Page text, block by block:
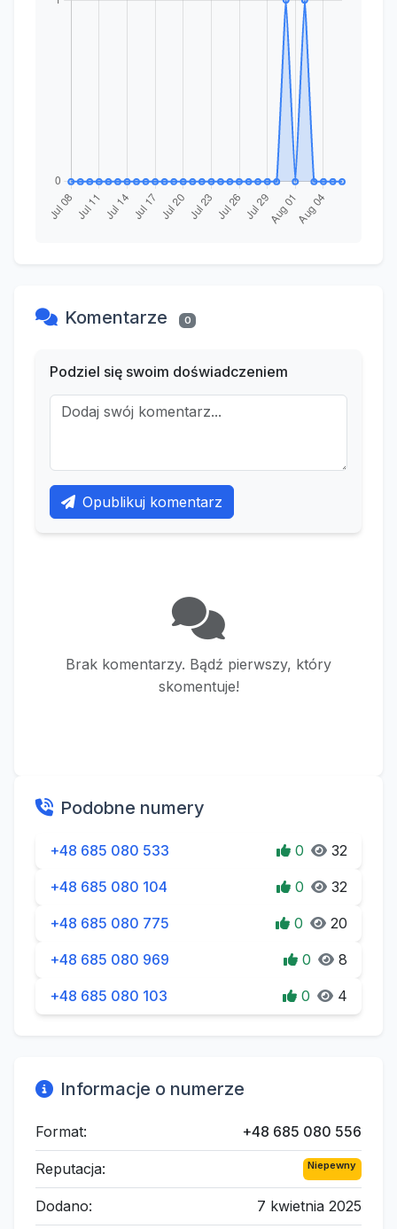
Komentarze 0
Podziel się swoim doświadczeniem
Opublikuj komentarz
Brak komentarzy. Bądź pierwszy, który
skomentuje!
Podobne numery
+48 685 080 533 0 32
+48 685 080 104 0 32
+48 685 080 775 0 20
+48 685 080 969 0 8
+48 685 080 103 0 4
Informacje o numerze
Format: +48 685 080 556
Reputacja: Niepewny
Dodano: 7 kwietnia 2025